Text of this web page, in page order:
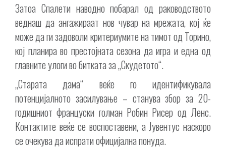
Затоа Спалети наводно побарал од раководството
веднаш да ангажираат нов чувар на мрежата, кој ќе
може да ги задоволи критериумите на тимот од Торино,
кој планира во престојната сезона да игра и една од
главните улоги во битката за „Скудетото“.
„Старата дама“ веќе го идентификувала
потенцијалното засилување – станува збор за 20-
годишниот француски голман Робин Рисер од Ленс.
Контактите веќе се воспоставени, а Јувентус наскоро
се очекува да испрати официјална понуда.